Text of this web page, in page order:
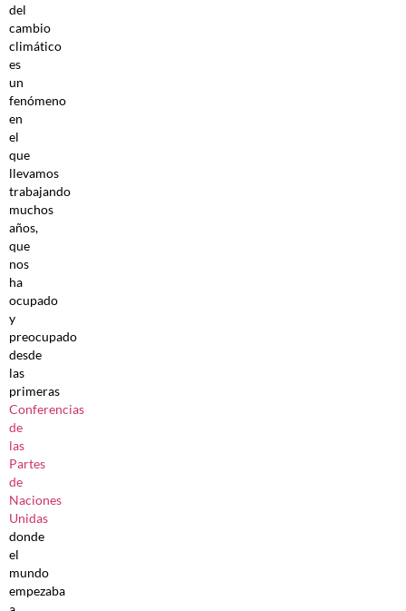
del
cambio
climático
es
un
fenómeno
en
el
que
llevamos
trabajando
muchos
años,
que
nos
ha
ocupado
y
preocupado
desde
las
primeras
Conferencias
de
las
Partes
de
Naciones
Unidas
donde
el
mundo
empezaba